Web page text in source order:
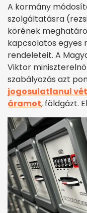
A kormány
szolgáltatásra
körének
kapcsolatos egyes
rendeleteit. A
Viktor
szabályozás azt
jogosulatlanul
áramot, földgázt.